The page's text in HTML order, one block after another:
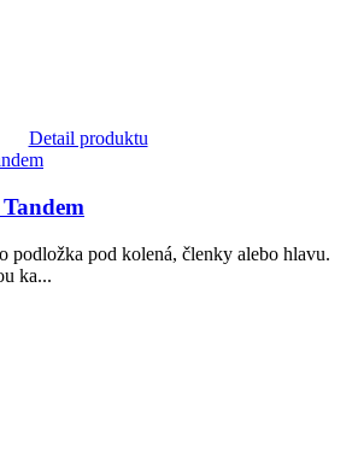
Detail produktu
podložka pod kolená, členky alebo hlavu.
ka...